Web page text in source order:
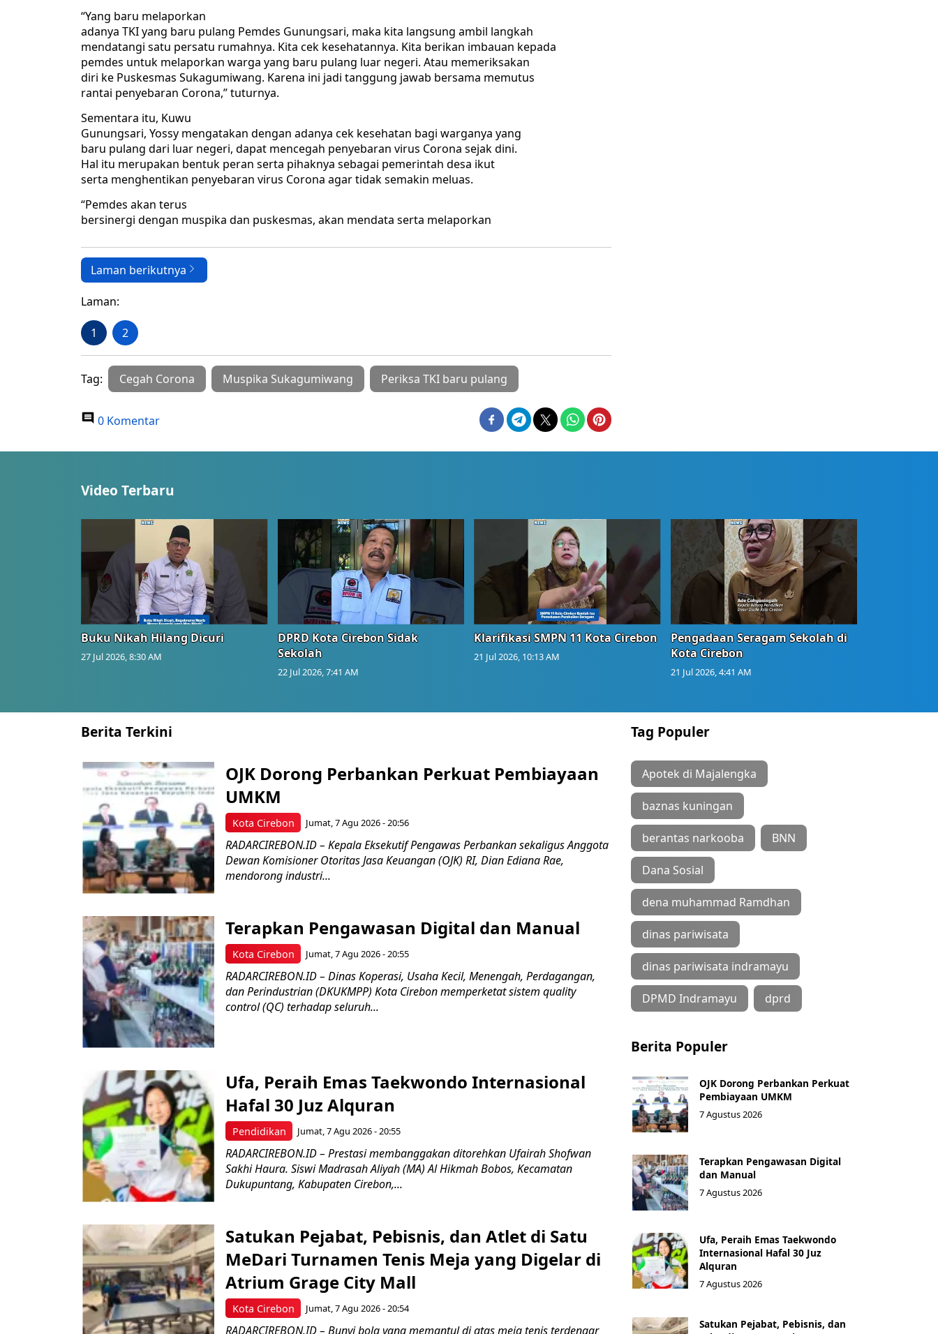
“Yang baru melaporkan
adanya TKI yang baru pulang Pemdes Gunungsari, maka kita langsung ambil langkah
mendatangi satu persatu rumahnya. Kita cek kesehatannya. Kita berikan imbauan kepada
pemdes untuk melaporkan warga yang baru pulang luar negeri. Atau memeriksakan
diri ke Puskesmas Sukagumiwang. Karena ini jadi tanggung jawab bersama memutus
rantai penyebaran Corona,” tuturnya.
Sementara itu, Kuwu
Gunungsari, Yossy mengatakan dengan adanya cek kesehatan bagi warganya yang
baru pulang dari luar negeri, dapat mencegah penyebaran virus Corona sejak dini.
Hal itu merupakan bentuk peran serta pihaknya sebagai pemerintah desa ikut
serta menghentikan penyebaran virus Corona agar tidak semakin meluas.
“Pemdes akan terus
bersinergi dengan muspika dan puskesmas, akan mendata serta melaporkan
Laman berikutnya
Laman:
1 2
Tag: Cegah Corona Muspika Sukagumiwang Periksa TKI baru pulang
0 Komentar
Video Terbaru
Buku Nikah Hilang Dicuri
27 Jul 2026, 8:30 AM
DPRD Kota Cirebon Sidak
Sekolah
22 Jul 2026, 7:41 AM
Klarifikasi SMPN 11 Kota Cirebon
21 Jul 2026, 10:13 AM
Pengadaan Seragam Sekolah di
Kota Cirebon
21 Jul 2026, 4:41 AM
Berita Terkini
Kota Cirebon
OJK Dorong Perbankan Perkuat Pembiayaan
UMKM
Jumat, 7 Agu 2026 - 20:56
RADARCIREBON.ID – Kepala Eksekutif Pengawas Perbankan sekaligus Anggota
Dewan Komisioner Otoritas Jasa Keuangan (OJK) RI, Dian Ediana Rae,
mendorong industri...
Kota Cirebon
Terapkan Pengawasan Digital dan Manual
Jumat, 7 Agu 2026 - 20:55
RADARCIREBON.ID – Dinas Koperasi, Usaha Kecil, Menengah, Perdagangan,
dan Perindustrian (DKUKMPP) Kota Cirebon memperketat sistem quality
control (QC) terhadap seluruh...
Pendidikan
Ufa, Peraih Emas Taekwondo Internasional
Hafal 30 Juz Alquran
Jumat, 7 Agu 2026 - 20:55
RADARCIREBON.ID – Prestasi membanggakan ditorehkan Ufairah Shofwan
Sakhi Haura. Siswi Madrasah Aliyah (MA) Al Hikmah Bobos, Kecamatan
Dukupuntang, Kabupaten Cirebon,...
Kota Cirebon
Satukan Pejabat, Pebisnis, dan Atlet di Satu
MeDari Turnamen Tenis Meja yang Digelar di
Atrium Grage City Mall
Jumat, 7 Agu 2026 - 20:54
RADARCIREBON.ID – Bunyi bola yang memantul di atas meja tenis terdengar
Tag Populer
Apotek di Majalengka
baznas kuningan
berantas narkooba BNN
Dana Sosial
dena muhammad Ramdhan
dinas pariwisata
dinas pariwisata indramayu
DPMD Indramayu dprd
Berita Populer
OJK Dorong Perbankan Perkuat
Pembiayaan UMKM
7 Agustus 2026
Terapkan Pengawasan Digital
dan Manual
7 Agustus 2026
Ufa, Peraih Emas Taekwondo
Internasional Hafal 30 Juz
Alquran
7 Agustus 2026
Satukan Pejabat, Pebisnis, dan